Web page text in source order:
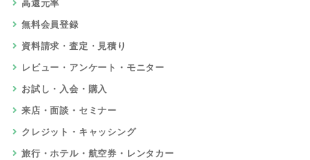
高還元率
無料会員登録
資料請求・査定・見積り
レビュー・アンケート・モニター
お試し・入会・購入
来店・面談・セミナー
クレジット・キャッシング
旅行・ホテル・航空券・レンタカー